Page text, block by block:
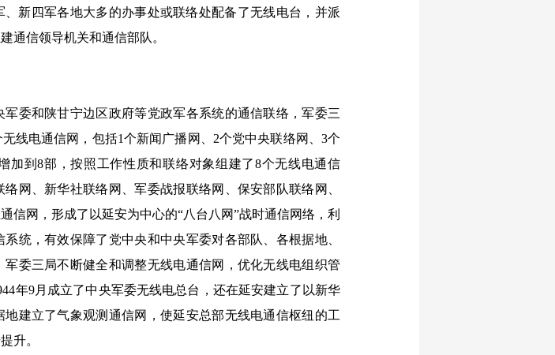
新四军各地大多的办事处或联络处配备了无线电台，并派
通信领导机关和通信部队。
和陕甘宁边区政府等党政军各系统的通信联络，军委三
线电通信网，包括1个新闻广播网、2个党中央联络网、3个
加到8部，按照工作性质和联络对象组建了8个无线电通信
网、新华社联络网、军委战报联络网、保安部队联络网、
信网，形成了以延安为中心的“八台八网”战时通信网络，利
统，有效保障了党中央和中央军委对各部队、各根据地、
委三局不断健全和调整无线电通信网，优化无线电组织管
年9月成立了中央军委无线电总台，还在延安建立了以新华
建立了气象观测通信网，使延安总部无线电通信枢纽的工
升。